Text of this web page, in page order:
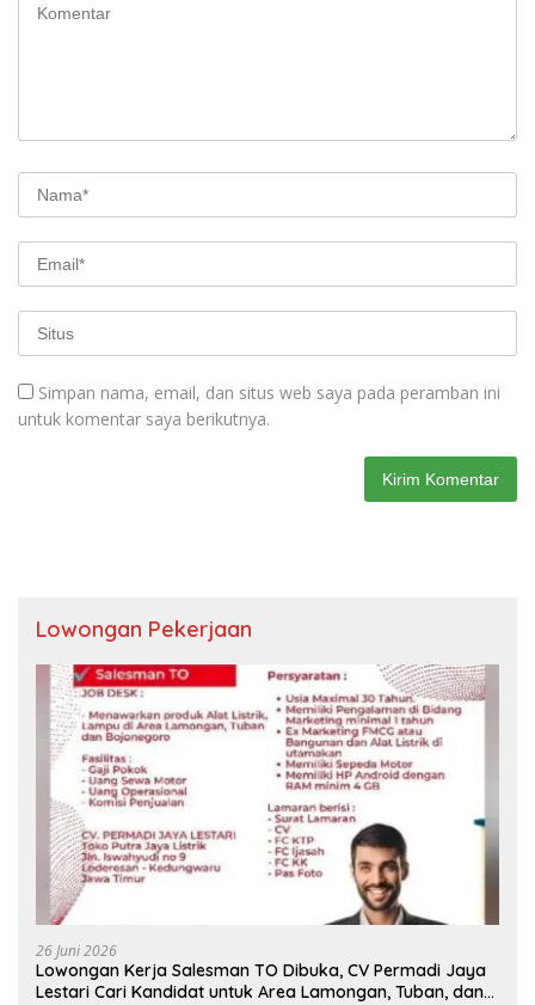
Simpan nama, email, dan situs web saya pada peramban ini
untuk komentar saya berikutnya.
Lowongan Pekerjaan
26 Juni 2026
Lowongan Kerja Salesman TO Dibuka, CV Permadi Jaya
Lestari Cari Kandidat untuk Area Lamongan, Tuban, dan